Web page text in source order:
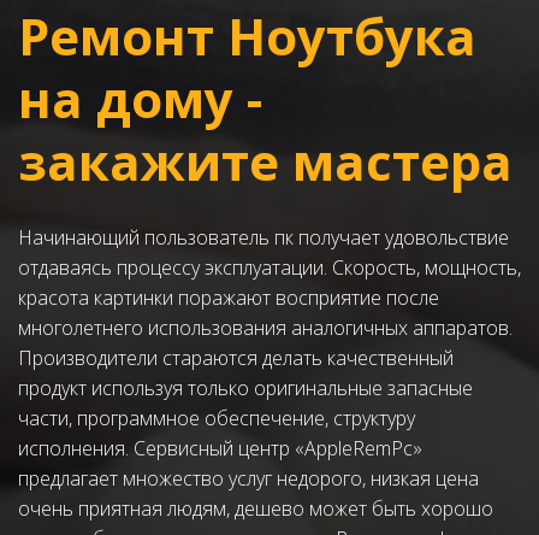
Ремонт Ноутбука
на дому -
закажите мастера
Начинающий пользователь пк получает удовольствие
отдаваясь процессу эксплуатации. Скорость, мощность,
красота картинки поражают восприятие после
многолетнего использования аналогичных аппаратов.
Производители стараются делать качественный
продукт используя только оригинальные запасные
части, программное обеспечение, структуру
исполнения. Сервисный центр «AppleRemPc»
предлагает множество услуг недорого, низкая цена
очень приятная людям, дешево может быть хорошо